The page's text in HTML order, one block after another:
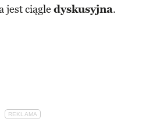
jest ciągle dyskusyjna.